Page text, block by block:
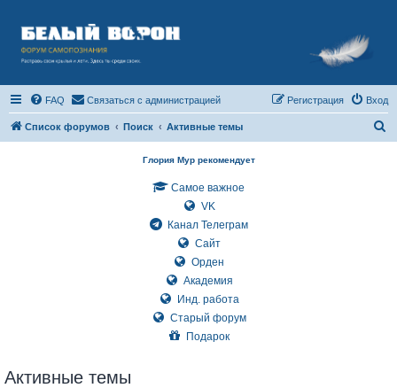
FAQ Связаться с администрацией Вход
Регистрация
Список форумов Поиск Активные темы
Глория Мур рекомендует
Самое важное
VK
Канал Телеграм
Сайт
Орден
Академия
Инд. работа
Старый форум
Подарок
Активные темы